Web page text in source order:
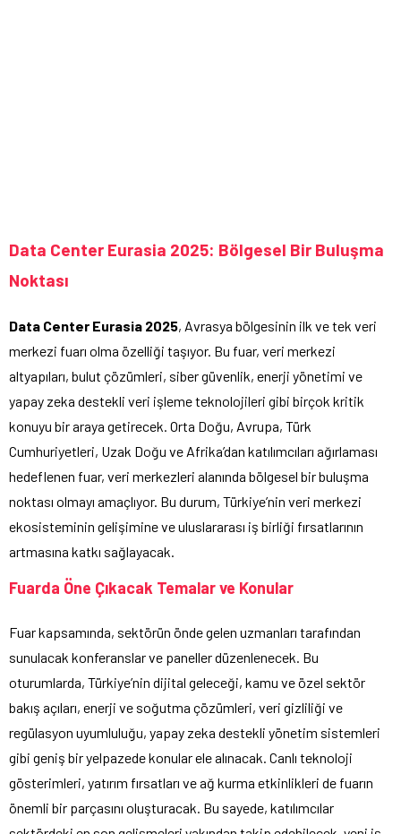
Data Center Eurasia 2025: Bölgesel Bir Buluşma
Noktası
Data Center Eurasia 2025, Avrasya bölgesinin ilk ve tek veri
merkezi fuarı olma özelliği taşıyor. Bu fuar, veri merkezi
altyapıları, bulut çözümleri, siber güvenlik, enerji yönetimi ve
yapay zeka destekli veri işleme teknolojileri gibi birçok kritik
konuyu bir araya getirecek. Orta Doğu, Avrupa, Türk
Cumhuriyetleri, Uzak Doğu ve Afrika’dan katılımcıları ağırlaması
hedeflenen fuar, veri merkezleri alanında bölgesel bir buluşma
noktası olmayı amaçlıyor. Bu durum, Türkiye’nin veri merkezi
ekosisteminin gelişimine ve uluslararası iş birliği fırsatlarının
artmasına katkı sağlayacak.
Fuarda Öne Çıkacak Temalar ve Konular
Fuar kapsamında, sektörün önde gelen uzmanları tarafından
sunulacak konferanslar ve paneller düzenlenecek. Bu
oturumlarda, Türkiye’nin dijital geleceği, kamu ve özel sektör
bakış açıları, enerji ve soğutma çözümleri, veri gizliliği ve
regülasyon uyumluluğu, yapay zeka destekli yönetim sistemleri
gibi geniş bir yelpazede konular ele alınacak. Canlı teknoloji
gösterimleri, yatırım fırsatları ve ağ kurma etkinlikleri de fuarın
önemli bir parçasını oluşturacak. Bu sayede, katılımcılar